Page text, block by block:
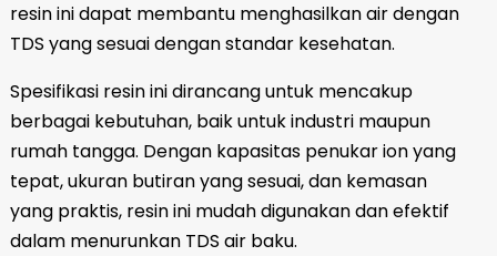
resin ini dapat membantu menghasilkan air dengan
TDS yang sesuai dengan standar kesehatan.
Spesifikasi resin ini dirancang untuk mencakup
berbagai kebutuhan, baik untuk industri maupun
rumah tangga. Dengan kapasitas penukar ion yang
tepat, ukuran butiran yang sesuai, dan kemasan
yang praktis, resin ini mudah digunakan dan efektif
dalam menurunkan TDS air baku.